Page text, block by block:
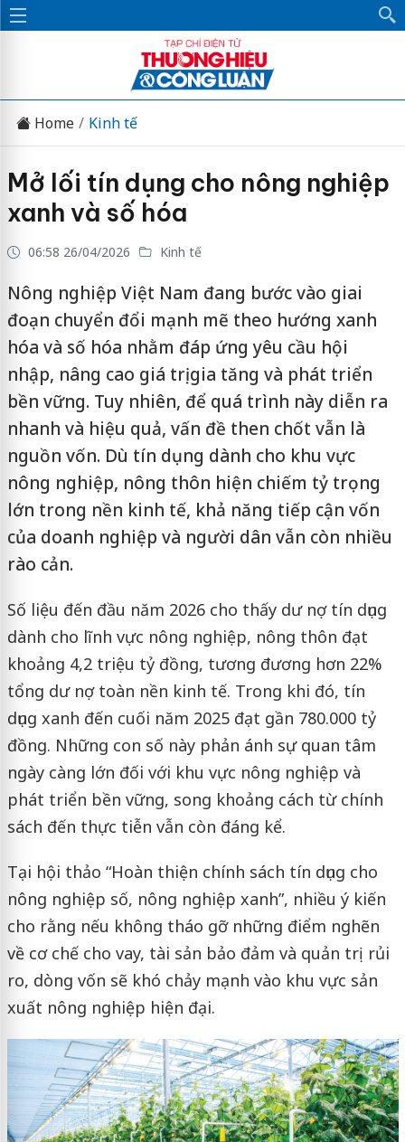
Home Kinh tế
Mở lối tín dụng cho nông nghiệp
xanh và số hóa
06:58 26/04/2026 Kinh tế
Nông nghiệp Việt Nam đang bước vào giai
đoạn chuyển đổi mạnh mẽ theo hướng xanh
hóa và số hóa nhằm đáp ứng yêu cầu hội
nhập, nâng cao giá trị gia tăng và phát triển
bền vững. Tuy nhiên, để quá trình này diễn ra
nhanh và hiệu quả, vấn đề then chốt vẫn là
nguồn vốn. Dù tín dụng dành cho khu vực
nông nghiệp, nông thôn hiện chiếm tỷ trọng
lớn trong nền kinh tế, khả năng tiếp cận vốn
của doanh nghiệp và người dân vẫn còn nhiều
rào cản.
Số liệu đến đầu năm 2026 cho thấy dư nợ tín dụng
dành cho lĩnh vực nông nghiệp, nông thôn đạt
khoảng 4,2 triệu tỷ đồng, tương đương hơn 22%
tổng dư nợ toàn nền kinh tế. Trong khi đó, tín
dụng xanh đến cuối năm 2025 đạt gần 780.000 tỷ
đồng. Những con số này phản ánh sự quan tâm
ngày càng lớn đối với khu vực nông nghiệp và
phát triển bền vững, song khoảng cách từ chính
sách đến thực tiễn vẫn còn đáng kể.
Tại hội thảo “Hoàn thiện chính sách tín dụng cho
nông nghiệp số, nông nghiệp xanh”, nhiều ý kiến
cho rằng nếu không tháo gỡ những điểm nghẽn
về cơ chế cho vay, tài sản bảo đảm và quản trị rủi
ro, dòng vốn sẽ khó chảy mạnh vào khu vực sản
xuất nông nghiệp hiện đại.